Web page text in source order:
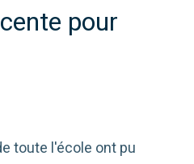
pour
toute l'école ont pu